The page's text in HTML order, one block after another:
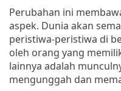
Perubahan ini
aspek. Dunia akan
peristiwa-peristiwa di
oleh orang yang
lainnya adalah
mengunggah dan